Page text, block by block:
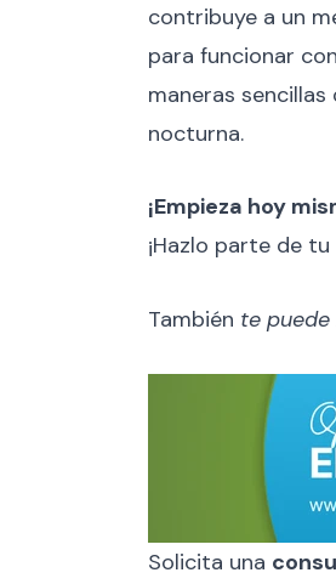
contribuye a un
para funcionar
maneras
nocturna.
¡Empieza hoy
¡Hazlo parte de
También te
Solicita una